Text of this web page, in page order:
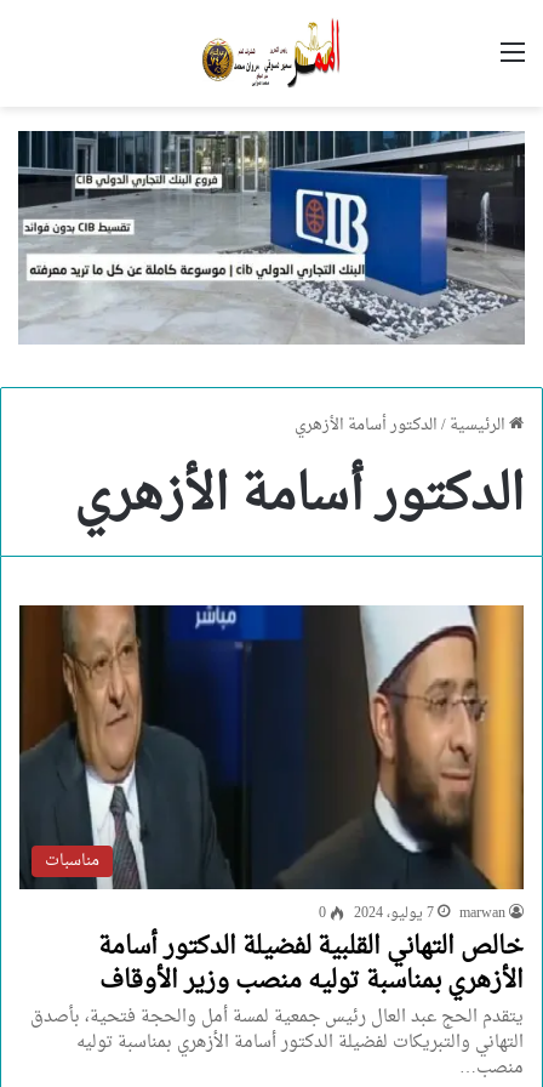
القائمة
الرئيسية/الدكتور أسامة الأزهري
الدكتور أسامة الأزهري
مناسبات
marwan 7 يوليو، 2024 0
خالص التهاني القلبية لفضيلة الدكتور أسامة
الأزهري بمناسبة توليه منصب وزير الأوقاف
يتقدم الحج عبد العال رئيس جمعية لمسة أمل والحجة فتحية، بأصدق
التهاني والتبريكات لفضيلة الدكتور أسامة الأزهري بمناسبة توليه
منصب…